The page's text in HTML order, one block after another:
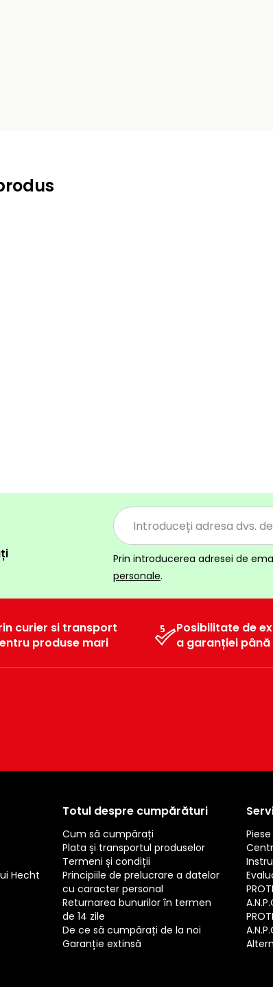
Prin introducerea adresei de
personale.
curier si transport
produse mari
Posibilitate de
a garanției până
Hecht
Totul despre cumpărături
Cum să cumpărați
Plata și transportul produselor
Termeni și condiții
Principiile de prelucrare a datelor
cu caracter personal
Returnarea bunurilor în termen
de 14 zile
De ce să cumpărați de la noi
Garanție extinsă